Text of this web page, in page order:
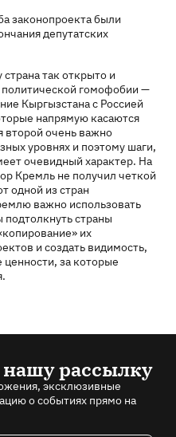
законопроекта были
депутатских
так открыто и
политической гомофобии —
Кыргызстана с Россией
напрямую касаются
второй очень важно
уровнях и поэтому шаги,
очевидный характер. На
Кремль не получил четкой
одной из стран
важно использовать
страны
их
и создать видимость,
за которые
рассылку
эксклюзивные
о событиях прямо на